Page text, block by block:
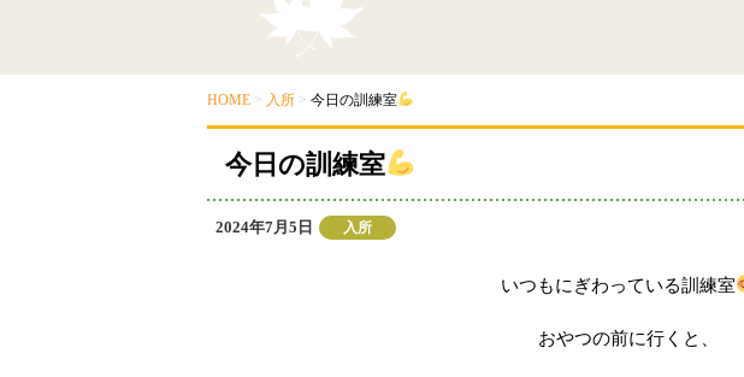
HOME > 入所 > 今日の訓練室
今日の訓練室
投
2024年7月5日 カ
入所
いつもにぎわっている訓練室
おやつの前に行くと、